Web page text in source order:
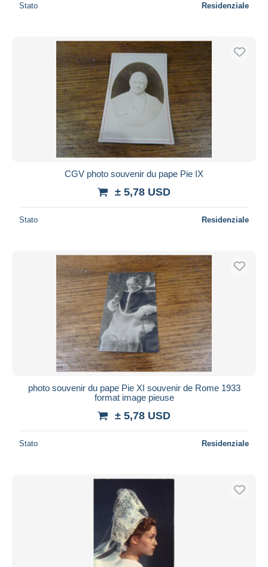
Stato Residenziale
CGV photo souvenir du pape Pie IX
± 5,78 USD
Stato Residenziale
photo souvenir du pape Pie XI souvenir de Rome 1933
format image pieuse
± 5,78 USD
Stato Residenziale